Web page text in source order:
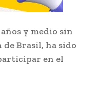
y medio sin
Brasil, ha sido
en el